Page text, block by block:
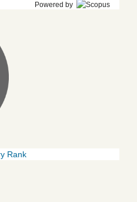
Powered by